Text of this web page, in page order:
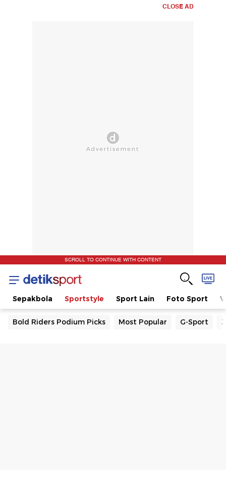
CLOSE AD
SCROLL TO CONTINUE WITH CONTENT
Sepakbola Sportstyle Sport Lain Foto Sport
Bold Riders Podium Picks Most Popular G-Sport